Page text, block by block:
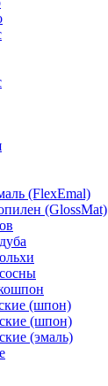
(FlexEmal)
(GlossMat)
(шпон)
(шпон)
(эмаль)